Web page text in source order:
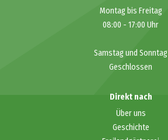
Montag bis Freitag
08:00 - 17:00 Uhr
Samstag und Sonntag
Geschlossen
Direkt nach
Über uns
Geschichte